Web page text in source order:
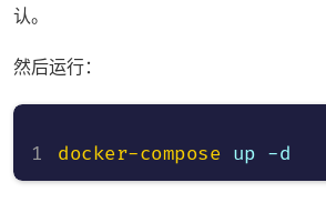
认。
然后运行：
docker-compose